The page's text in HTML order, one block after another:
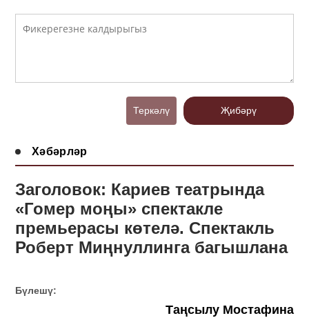
Теркәлү Җибәрү
Хәбәрләр
Заголовок: Кариев театрында
«Гомер моңы» спектакле
премьерасы көтелә. Спектакль
Роберт Миңнуллинга багышлана
Бүлешү:
Таңсылу Мостафина